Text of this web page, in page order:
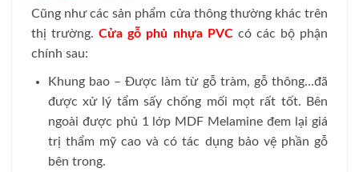
Cũng như các sản phẩm cửa thông thường khác trên
thị trường.Cửa gỗ phủ nhựa PVCcó các bộ phận
chính sau:
Khung bao – Được làm từ gỗ tràm, gỗ thông…đã
được xử lý tẩm sấy chống mối mọt rất tốt. Bên
ngoài được phủ 1 lớp MDF Melamine đem lại giá
trị thẩm mỹ cao và có tác dụng bảo vệ phần gỗ
bên trong.